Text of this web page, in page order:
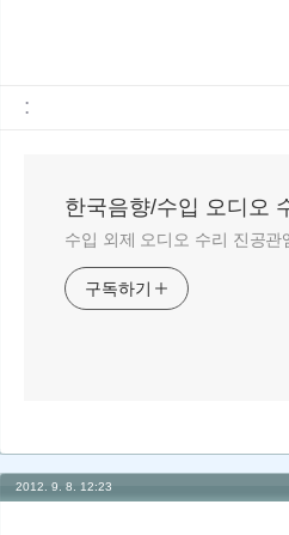
:
한국음향/수입 오디오
수입 외제 오디오 수리 진공
구독하기
2012. 9. 8. 12:23